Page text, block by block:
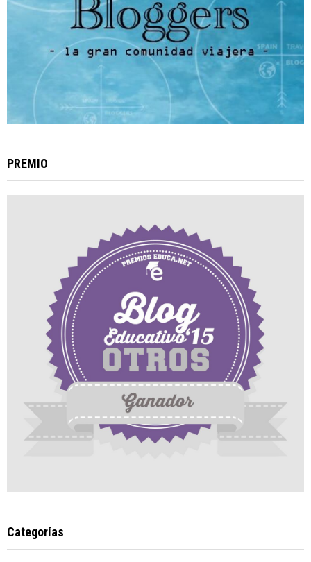
PREMIO
Categorías